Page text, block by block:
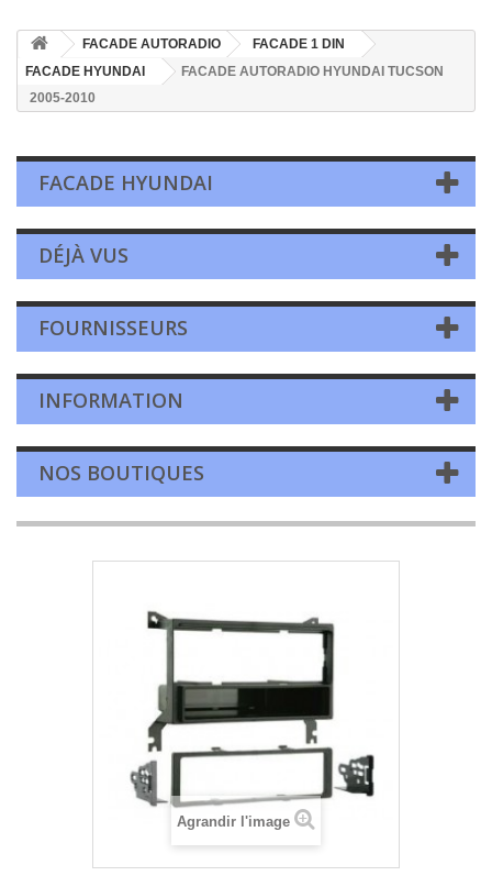
FACADE AUTORADIO
FACADE 1 DIN
FACADE HYUNDAI
FACADE AUTORADIO HYUNDAI TUCSON
2005-2010
FACADE HYUNDAI
DÉJÀ VUS
FOURNISSEURS
INFORMATION
NOS BOUTIQUES
Agrandir l'image